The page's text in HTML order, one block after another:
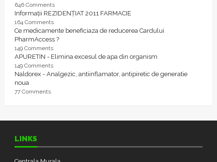
646 Comments
Informații REZIDENȚIAT 2011 FARMACIE
164 Comments
Ce medicamente beneficiaza de reducerea Cardului
PharmAccess ?
149 Comments
APURETIN - Elimina excesul de apa din organism
149 Comments
Naldorex - Analgezic, antiinflamator, antipiretic de generatie
noua
77 Comments
LINKS